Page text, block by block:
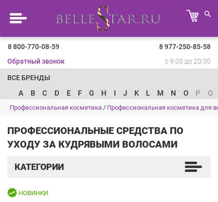
8 800-770-08-59
8 977-250-85-58
Обратный звонок
с 9:00 до 20:30
ВСЕ БРЕНДЫ
A B C D E F G H I J K L M N O P Q
Профессиональная косметика / Профессиональная косметика для
ПРОФЕССИОНАЛЬНЫЕ СРЕДСТВА ПО
УХОДУ ЗА КУДРЯВЫМИ ВОЛОСАМИ
КАТЕГОРИИ
НОВИНКИ